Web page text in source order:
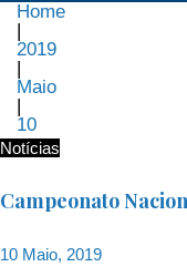
Home
|
2019
|
Maio
|
10
Dia:
10
de
Notícias
Campeonato
10 Maio, 2019